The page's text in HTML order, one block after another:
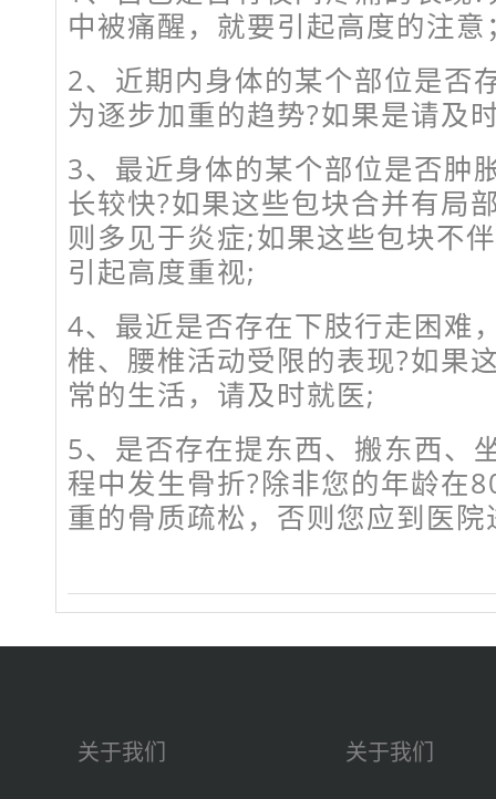
中被痛醒，就要引起高度的注意
2、近期内身体的某个部位是否
为逐步加重的趋势?如果是请及
3、最近身体的某个部位是否肿
长较快?如果这些包块合并有局
则多见于炎症;如果这些包块不
引起高度重视;
4、最近是否存在下肢行走困难
椎、腰椎活动受限的表现?如果
常的生活，请及时就医;
5、是否存在提东西、搬东西、
程中发生骨折?除非您的年龄在
重的骨质疏松，否则您应到医
关于我们 关于我们